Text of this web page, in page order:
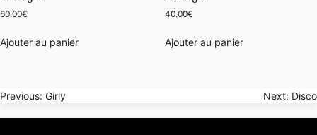
60.00€
Ajouter au panier
40.00€
Ajouter au panier
Navigation
de
Previous: Girly Next: Disco